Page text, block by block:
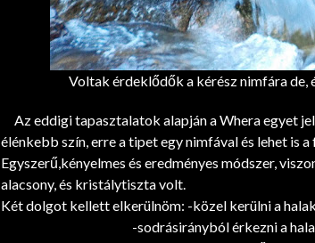
Voltak érdeklődők a kérész nimfára
Az eddigi tapasztalatok alapján a Whera egyet
élénkebb szín, erre a tipet egy nimfával és lehet is
Egyszerű,kényelmes és eredményes módszer,
alacsony, és kristálytiszta volt.
Két dolgot kellett elkerülnöm: -közel kerülni a
-sodrásirányból érkezni a